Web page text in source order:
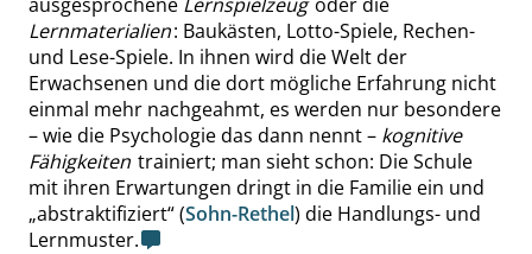
Lernmaterialien: Baukästen, Lotto-Spiele, Rechen-
und Lese-Spiele. In ihnen wird die Welt der
Erwachsenen und die dort mögliche Erfahrung nicht
einmal mehr nachgeahmt, es werden nur besondere
– wie die Psychologie das dann nennt – kognitive
Fähigkeiten trainiert; man sieht schon: Die Schule
mit ihren Erwartungen dringt in die Familie ein und
„abstraktifiziert“(Sohn-Rethel) die Handlungs- und
Lernmuster.